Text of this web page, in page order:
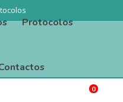
0
Protocolos